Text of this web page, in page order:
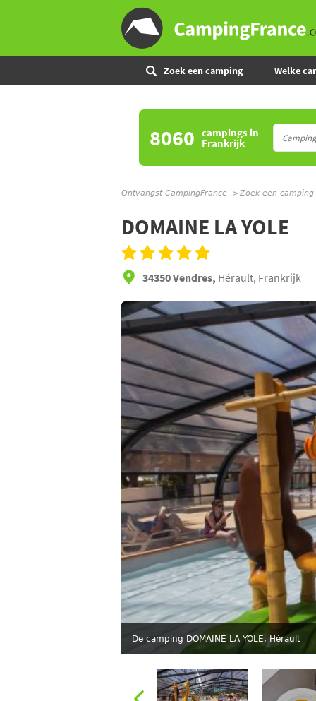
Zoek een camping Welke
8060 campingsin
Frankrijk
Ontvangst CampingFrance Zoek een camping
DOMAINE LA YOLE
34350 Vendres, Hérault, Frankrijk
De camping DOMAINE LA YOLE, Hérault